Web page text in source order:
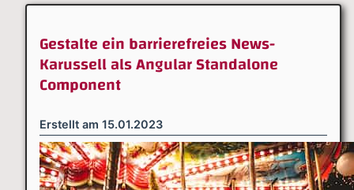
Gestalte ein barrierefreies News-
Karussell als Angular Standalone
Component
Erstellt am 15.01.2023